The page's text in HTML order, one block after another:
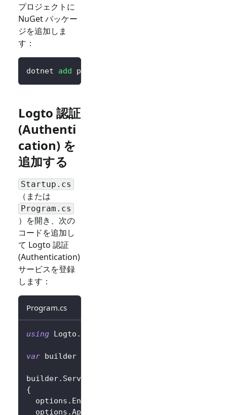
プロジェクトに
NuGet パッケー
ジを追加しま
す：
dotnet add package
Logto 認証
(Authenti
cation) を
追加する
Startup.cs
（または
Program.cs
）を開き、次の
コードを追加し
て Logto 認証
(Authentication)
サービスを登録
します：
Program.cs
using Logto .
var builder
builder. Services
{
  options
. Endpoint
  options
.AppId